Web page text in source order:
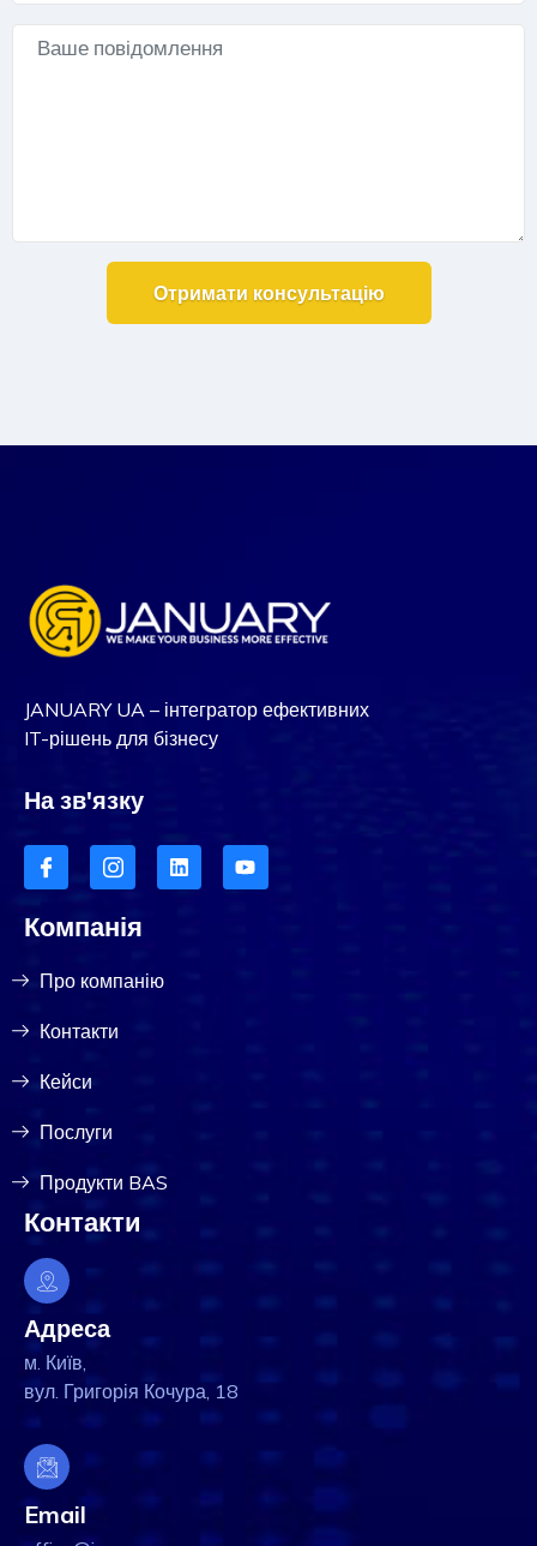
JANUARY UA – інтегратор ефективних
IT-рішень для бізнесу
На зв'язку
Компанія
Про компанію
Контакти
Кейси
Послуги
Продукти BAS
Контакти
Адреса
м. Київ,
вул. Григорія Кочура, 18
Email